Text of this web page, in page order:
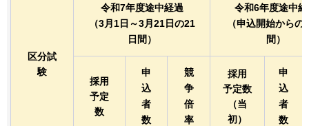
区分試
験
令和7年度途中経過
（3月1日～3月21日の21
日間）
令和6年度途中
（申込開始からの
間）
採用
予定
数
申
込
者
数
競
争
倍
率
採用
予定数
（当
初）
申
込
者
数